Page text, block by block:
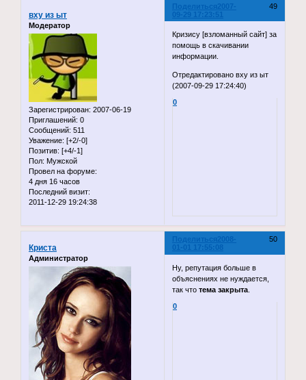
Поделиться 49
2007-
09-29 17:23:51
вху из ыт
Модератор
Зарегистрирован: 2007-06-19
Приглашений: 0
Сообщений: 511
Уважение: [+2/-0]
Позитив: [+4/-1]
Пол: Мужской
Провел на форуме:
4 дня 16 часов
Последний визит:
2011-12-29 19:24:38
Кризису [взломанный сайт] за
помощь в скачивании
информации.
Отредактировано вху из ыт
(2007-09-29 17:24:40)
0
Поделиться 50
2008-
01-01 17:55:08
Криста
Администратор
Ну, репутация больше в
объяснениях не нуждается,
так чтотема закрыта
0